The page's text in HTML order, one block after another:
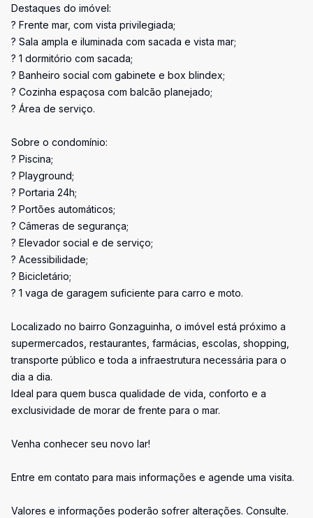
Destaques do imóvel:
? Frente mar, com vista privilegiada;
? Sala ampla e iluminada com sacada e vista mar;
? 1 dormitório com sacada;
? Banheiro social com gabinete e box blindex;
? Cozinha espaçosa com balcão planejado;
? Área de serviço.
Sobre o condomínio:
? Piscina;
? Playground;
? Portaria 24h;
? Portões automáticos;
? Câmeras de segurança;
? Elevador social e de serviço;
? Acessibilidade;
? Bicicletário;
? 1 vaga de garagem suficiente para carro e moto.
Localizado no bairro Gonzaguinha, o imóvel está próximo a
supermercados, restaurantes, farmácias, escolas, shopping,
transporte público e toda a infraestrutura necessária para o
dia a dia.
Ideal para quem busca qualidade de vida, conforto e a
exclusividade de morar de frente para o mar.
Venha conhecer seu novo lar!
Entre em contato para mais informações e agende uma visita.
Valores e informações poderão sofrer alterações. Consulte.